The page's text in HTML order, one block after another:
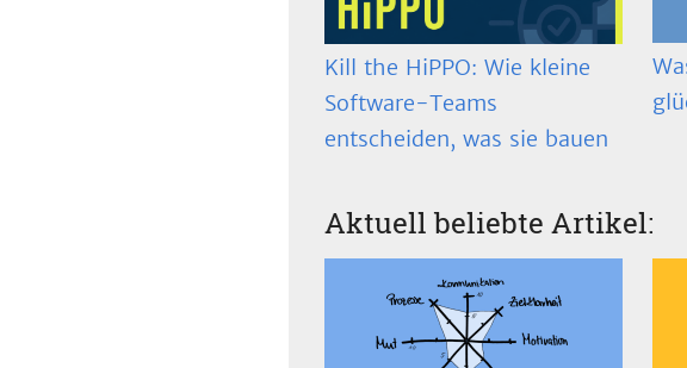
Kill the HiPPO: Wie kleine
Software-Teams
entscheiden, was sie bauen
Aktuell beliebte Artikel: